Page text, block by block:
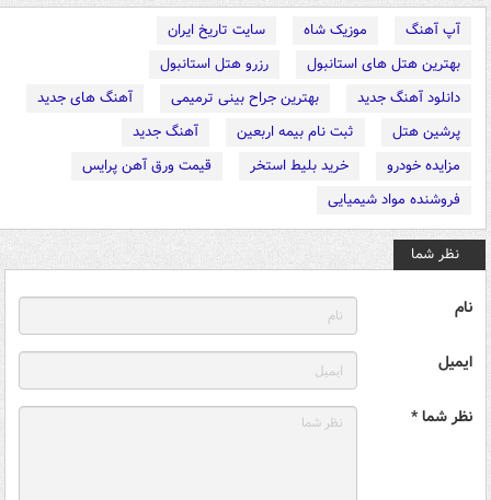
آپ آهنگ موزیک شاه
سایت تاریخ ایران
بهترین هتل های استانبول
رزرو هتل استانبول
دانلود آهنگ جدید
بهترین جراح بینی ترمیمی
آهنگ های جدید
پرشین هتل
ثبت نام بیمه اربعین
آهنگ جدید
مزایده خودرو
خرید بلیط استخر
قیمت ورق آهن پرایس
فروشنده مواد شیمیایی
نظر شما
نام
ایمیل
نظر شما *